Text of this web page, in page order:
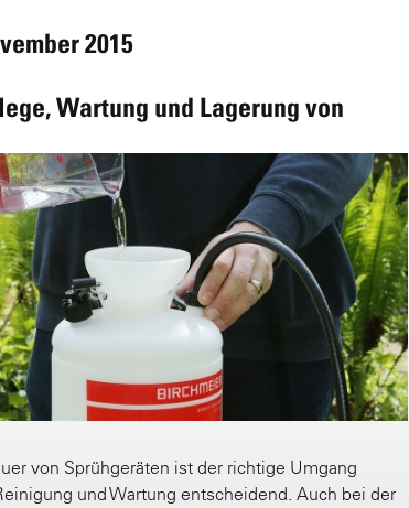
2015
Wartung und Lagerung von
von Sprühgeräten ist der richtige Umgang
und Wartung entscheidend. Auch bei der